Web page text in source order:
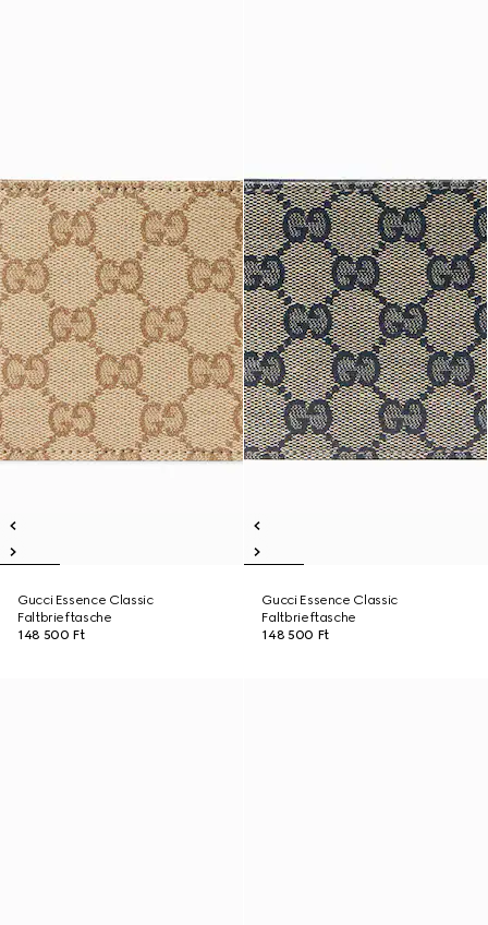
Gucci Essence Classic
Faltbrieftasche
148 500 Ft
Gucci Essence Classic
Faltbrieftasche
148 500 Ft